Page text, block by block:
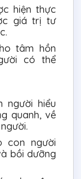
hiện thực
giá trị tư
tâm hồn
có thể
người hiểu
quanh, về
con người
bồi dưỡng